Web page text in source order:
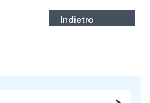
Indietro